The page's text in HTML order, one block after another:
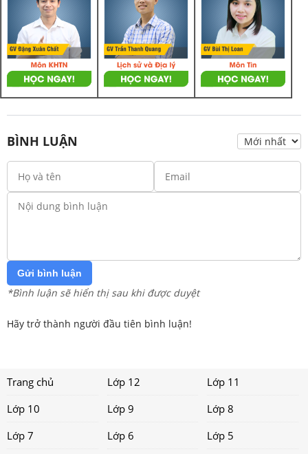
BÌNH LUẬN
Gửi bình luận
*Bình luận sẽ hiển thị sau khi được duyệt
Hãy trở thành người đầu tiên bình luận!
Trang chủ Lớp 12
Lớp 11
Lớp 10
Lớp 9
Lớp 8
Lớp 7
Lớp 6 Lớp 5